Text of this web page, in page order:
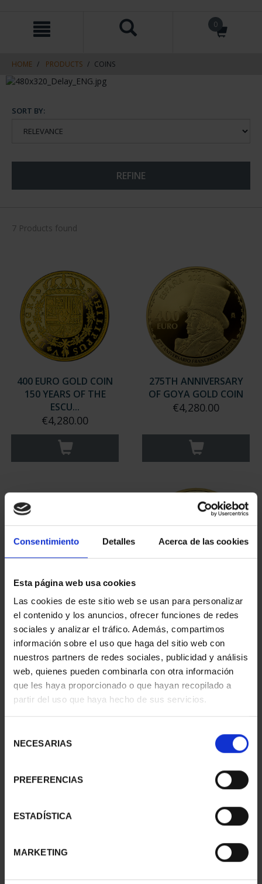
Consentimiento Detalles Acerca de las cookies
Esta página web usa cookies
Las cookies de este sitio web se usan para personalizar
el contenido y los anuncios, ofrecer funciones de redes
sociales y analizar el tráfico. Además, compartimos
información sobre el uso que haga del sitio web con
nuestros partners de redes sociales, publicidad y análisis
web, quienes pueden combinarla con otra información
que les haya proporcionado o que hayan recopilado a
partir del uso que haya hecho de sus servicios.
NECESARIAS
PREFERENCIAS
ESTADÍSTICA
MARKETING
navigation
0
HOME PRODUCTS COINS
SORT BY:
REFINE
7 Products found
400 EURO GOLD COIN
150 YEARS OF THE
ESCU...
€4,280.00
275TH ANNIVERSARY
OF GOYA GOLD COIN
€4,280.00
425 ANNIV. OF
VELÁZQUEZ (2024) FULL
SET
€5,349.00
425TH ANNIV.
VELÁZQUEZ (2024)
GOLD COIN
€4,280.00
€4,280.00
GAUDI YEAR - SAGRADA
FAMILIA 400 EURO
€4,280.00